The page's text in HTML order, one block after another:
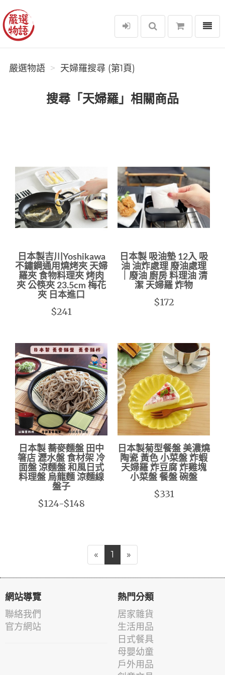
嚴選物語
選單
嚴選物語 天婦羅搜尋 (第1頁)
搜尋「天婦羅」相關商品
日本製吉川Yoshikawa
不鏽鋼通用燒烤夾 天婦
羅夾 食物料理夾 烤肉
夾 公筷夾 23.5cm 梅花
夾 日本進口
$241
日本製 吸油墊 12入 吸
油 油炸處理 廢油處理
｜廢油 廚房 料理油 清
潔 天婦羅 炸物
$172
日本製 蕎麥麵盤 田中
箸店 瀝水盤 食材架 冷
面盤 涼麵盤 和風日式
料理盤 烏龍麵 涼麵線
盤子
$124-$148
日本製菊型餐盤 美濃燒
陶瓷 黃色 小菜盤 炸蝦
天婦羅 炸豆腐 炸雞塊
小菜盤 餐盤 碗盤
$331
« 1 »
網站導覽
聯絡我們
官方網站
熱門分類
居家雜貨
生活用品
日式餐具
母嬰幼童
戶外用品